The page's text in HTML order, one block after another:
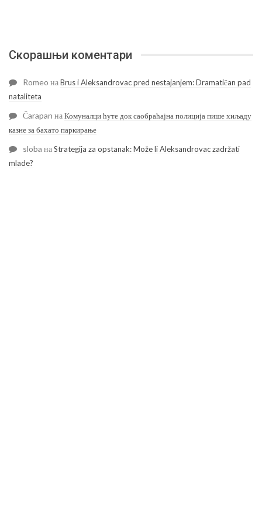
Скорашњи коментари
Romeo наBrus i Aleksandrovac pred nestajanjem: Dramatičan pad
nataliteta
Čarapan наКомуналци ћуте док саобраћајна полиција пише хиљаду
казне за бахато паркирање
sloba наStrategija za opstanak: Može li Aleksandrovac zadržati
mlade?